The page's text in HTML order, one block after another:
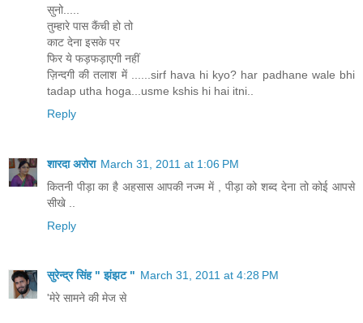
सुनो.....
तुम्हारे पास कैंची हो तो
काट देना इसके पर
फिर ये फड़फड़ाएगी नहीं
ज़िन्दगी की तलाश में ......sirf hava hi kyo? har padhane wale bhi
tadap utha hoga...usme kshis hi hai itni..
Reply
शारदा अरोरा March 31, 2011 at 1:06 PM
कितनी पीड़ा का है अहसास आपकी नज्म में , पीड़ा को शब्द देना तो कोई आपसे
सीखे ..
Reply
सुरेन्द्र सिंह " झंझट " March 31, 2011 at 4:28 PM
'मेरे सामने की मेज से